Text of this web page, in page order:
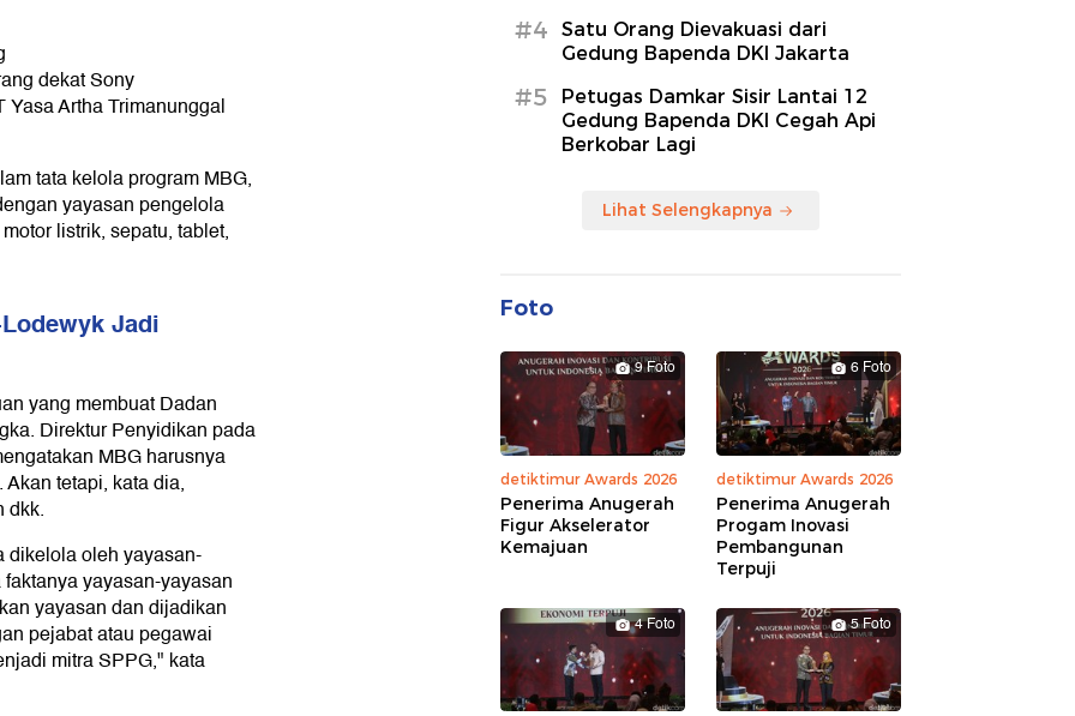
dekat Sony
Artha Trimanunggal
tata kelola program MBG,
yayasan pengelola
listrik, sepatu, tablet,
Jadi
yang membuat Dadan
Direktur Penyidikan pada
MBG harusnya
tetapi, kata dia,
dkk.
dikelola oleh yayasan-
yayasan-yayasan
yayasan dan dijadikan
pejabat atau pegawai
mitra SPPG," kata
#4
Satu Orang Dievakuasi dari
Gedung Bapenda DKI Jakarta
#5
Petugas Damkar Sisir Lantai 12
Gedung Bapenda DKI Cegah Api
Berkobar Lagi
Lihat Selengkapnya
Foto
9 Foto
detiktimur Awards 2026
Penerima Anugerah
Figur Akselerator
Kemajuan
6 Foto
detiktimur Awards 2026
Penerima Anugerah
Progam Inovasi
Pembangunan
Terpuji
4 Foto 5 Foto